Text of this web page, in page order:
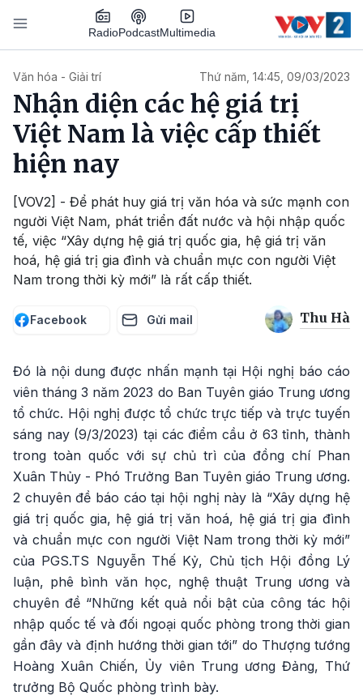
Nhảy đến nội dung
RadioPodcastMultimedia
Văn hóa - Giải trí Thứ năm, 14:45, 09/03/2023
Nhận diện các hệ giá trị
Việt Nam là việc cấp thiết
hiện nay
[VOV2] - Để phát huy giá trị văn hóa và sức mạnh con
người Việt Nam, phát triển đất nước và hội nhập quốc
tế, việc “Xây dựng hệ giá trị quốc gia, hệ giá trị văn
hoá, hệ giá trị gia đình và chuẩn mực con người Việt
Nam trong thời kỳ mới” là rất cấp thiết.
Facebook Gửi mail Thu Hà
Đó là nội dung được nhấn mạnh tại Hội nghị báo cáo
viên tháng 3 năm 2023 do Ban Tuyên giáo Trung ương
tổ chức. Hội nghị được tổ chức trực tiếp và trực tuyến
sáng nay (9/3/2023) tại các điểm cầu ở 63 tỉnh, thành
trong toàn quốc với sự chủ trì của đồng chí Phan
Xuân Thủy - Phó Trưởng Ban Tuyên giáo Trung ương.
2 chuyên đề báo cáo tại hội nghị này là “Xây dựng hệ
giá trị quốc gia, hệ giá trị văn hoá, hệ giá trị gia đình
và chuẩn mực con người Việt Nam trong thời kỳ mới”
của PGS.TS Nguyễn Thế Kỷ, Chủ tịch Hội đồng Lý
luận, phê bình văn học, nghệ thuật Trung ương và
chuyên đề “Những kết quả nổi bật của công tác hội
nhập quốc tế và đối ngoại quốc phòng trong thời gian
gần đây và định hướng thời gian tới” do Thượng tướng
Hoàng Xuân Chiến, Ủy viên Trung ương Đảng, Thứ
trưởng Bộ Quốc phòng trình bày.